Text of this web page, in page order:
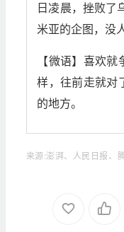
日凌晨，挫败了
米亚的企图，没
【微语】喜欢
样，往前走就对
的地方。
来源:澎湃、人民日报、